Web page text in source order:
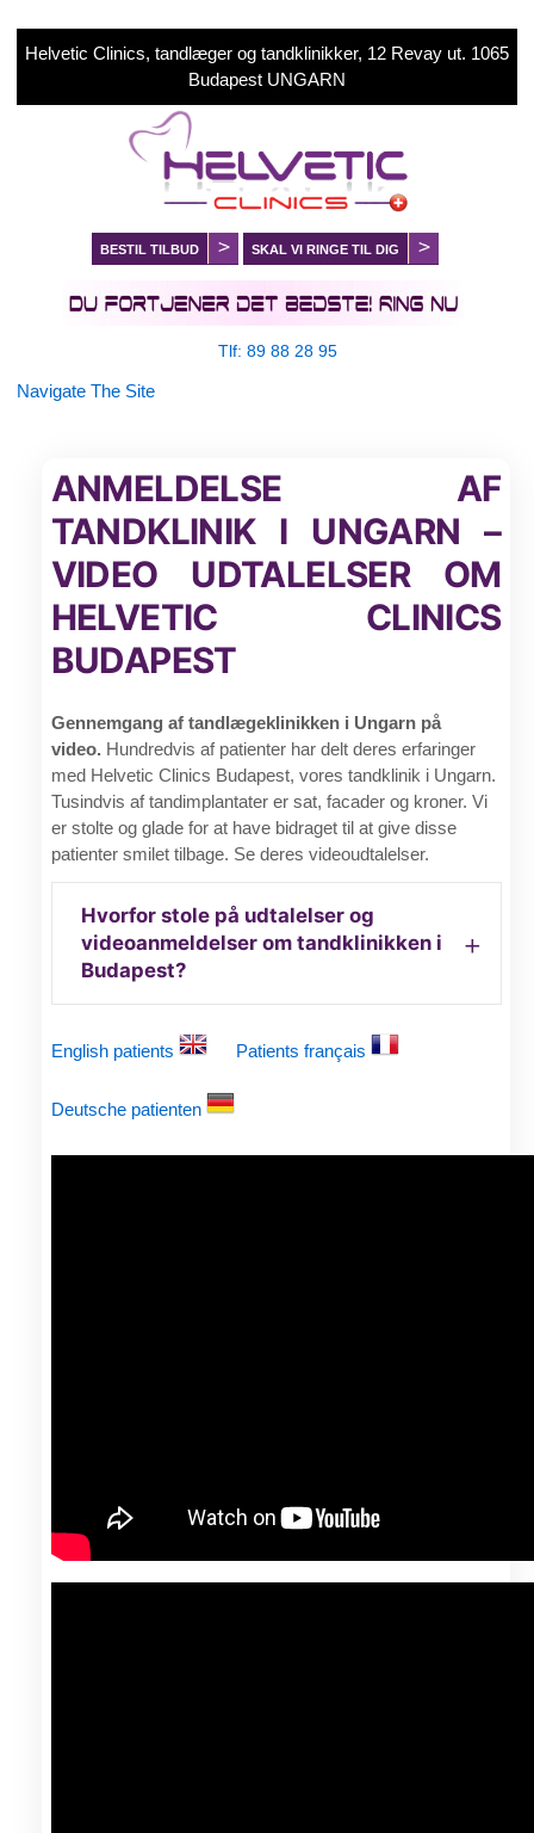
Helvetic Clinics, tandlæger og tandklinikker, 12 Revay ut. 1065
Budapest UNGARN
BESTIL TILBUD SKAL VI RINGE TIL DIG
Tlf: 89 88 28 95
Navigate The Site
ANMELDELSE AF
TANDKLINIK I UNGARN –
VIDEO UDTALELSER OM
HELVETIC CLINICS
BUDAPEST
Gennemgang af tandlægeklinikken i Ungarn på
video. Hundredvis af patienter har delt deres erfaringer
med Helvetic Clinics Budapest, vores tandklinik i Ungarn.
Tusindvis af tandimplantater er sat, facader og kroner. Vi
er stolte og glade for at have bidraget til at give disse
patienter smilet tilbage. Se deres videoudtalelser.
Hvorfor stole på udtalelser og
videoanmeldelser om tandklinikken i
Budapest?
English patients Patients français
Deutsche patienten